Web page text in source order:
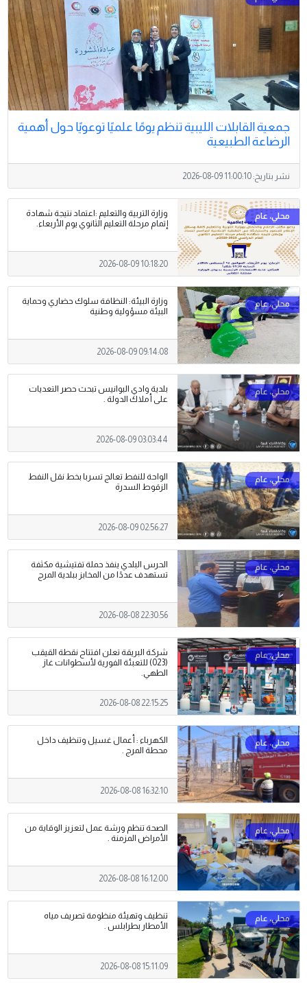
جمعية القابلات الليبية تنظم يومًا علميًا توعويًا حول أهمية
الرضاعة الطبيعية
نشر بتاريخ:2026-08-09 11:00:10
وزارة التربية والتعليم :اعتماد نتيجة شهادة
إتمام مرحلة التعليم الثانوي يوم الأربعاء.
2026-08-09 10:18:20
وزارة البيئة: النظافة سلوك حضاري وحماية
البيئة مسؤولية وطنية
2026-08-09 09:14:08
بلدية وادي البوانيس تبحث حصر التعديات
على أملاك الدولة .
2026-08-09 03:03:44
الواحة للنفط تعالج تسربا بخط نقل النفط
الزقوط السدرة
2026-08-09 02:56:27
الحرس البلدي ينفذ حملة تفتيشية مكثفة
تستهدف عددًا من المخابز ببلدية المرج
2026-08-08 22:30:56
شركة البريقة تعلن افتتاح نقطة القيقب
(023) للتعبئة الفورية لأسطوانات غاز
الطهي.
2026-08-08 22:15:25
الكهرباء : أعمال غسيل وتنظيف داخل
محطة المرج .
2026-08-08 16:32:10
الصحة تنظم ورشة عمل لتعزيز الوقاية من
الأمراض المزمنة .
2026-08-08 16:12:00
تنظيف وتهيئة منظومة تصريف مياه
الأمطار بطرابلس .
2026-08-08 15:11:09